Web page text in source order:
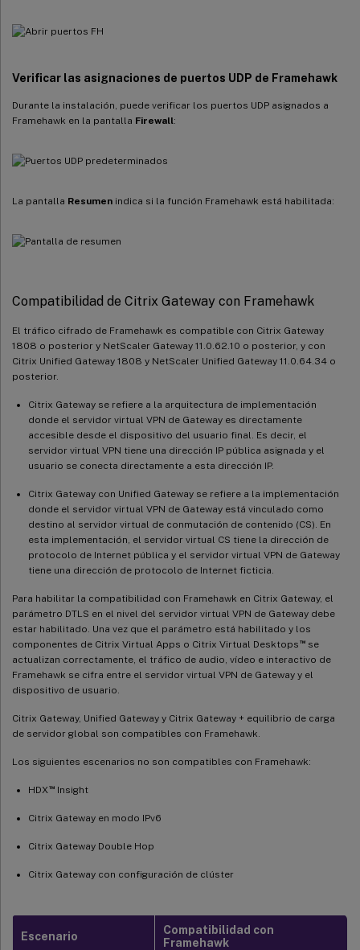
Verificar las asignaciones de puertos UDP de Framehawk
Durante la instalación, puede verificar los puertos UDP asignados a
Framehawk en la pantalla Firewall:
La pantalla Resumen indica si la función Framehawk está habilitada:
Compatibilidad de Citrix Gateway con Framehawk
El tráfico cifrado de Framehawk es compatible con Citrix Gateway
1808 o posterior y NetScaler Gateway 11.0.62.10 o posterior, y con
Citrix Unified Gateway 1808 y NetScaler Unified Gateway 11.0.64.34 o
posterior.
Citrix Gateway se refiere a la arquitectura de implementación
donde el servidor virtual VPN de Gateway es directamente
accesible desde el dispositivo del usuario final. Es decir, el
servidor virtual VPN tiene una dirección IP pública asignada y el
usuario se conecta directamente a esta dirección IP.
Citrix Gateway con Unified Gateway se refiere a la implementación
donde el servidor virtual VPN de Gateway está vinculado como
destino al servidor virtual de conmutación de contenido (CS). En
esta implementación, el servidor virtual CS tiene la dirección de
protocolo de Internet pública y el servidor virtual VPN de Gateway
tiene una dirección de protocolo de Internet ficticia.
Para habilitar la compatibilidad con Framehawk en Citrix Gateway, el
parámetro DTLS en el nivel del servidor virtual VPN de Gateway debe
estar habilitado. Una vez que el parámetro está habilitado y los
componentes de Citrix Virtual Apps o Citrix Virtual Desktops ™se
actualizan correctamente, el tráfico de audio, vídeo e interactivo de
Framehawk se cifra entre el servidor virtual VPN de Gateway y el
dispositivo de usuario.
Citrix Gateway, Unified Gateway y Citrix Gateway + equilibrio de carga
de servidor global son compatibles con Framehawk.
Los siguientes escenarios no son compatibles con Framehawk:
HDX ™Insight
Citrix Gateway en modo IPv6
Citrix Gateway Double Hop
Citrix Gateway con configuración de clúster
Escenario
Compatibilidad con
Framehawk